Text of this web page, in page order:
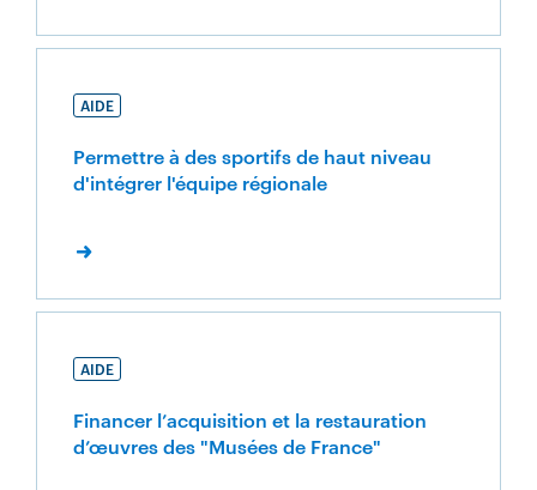
AIDE
Permettre à des sportifs de haut niveau
d'intégrer l'équipe régionale
AIDE
Financer l’acquisition et la restauration
d’œuvres des "Musées de France"